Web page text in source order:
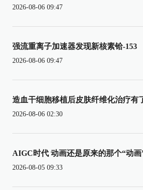
2026-08-06 09:47
强流重离子加速器发现新核素铪-153
2026-08-06 09:47
造血干细胞移植后皮肤纤维化治疗有
2026-08-06 02:30
AIGC时代 动画还是原来的那个“动画
2026-08-05 09:33